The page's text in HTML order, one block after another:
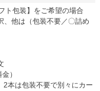
ト包装】をご希望の場合
、他は（包装不要／〇詰め
）
2本は包装不要で別々にカー